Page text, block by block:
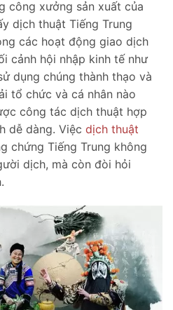
công xưởng sản xuất của
dịch thuật Tiếng Trung
các hoạt động giao dịch
cảnh hội nhập kinh tế như
dụng chúng thành thạo và
tổ chức và cá nhân nào
công tác dịch thuật hợp
dễ dàng. Việc dịch thuật
chứng Tiếng Trung không
dịch, mà còn đòi hỏi